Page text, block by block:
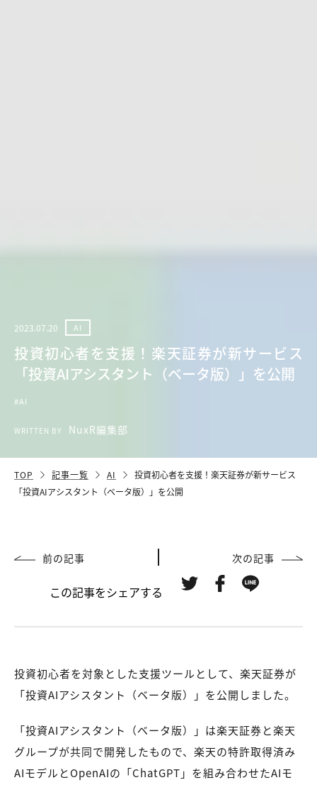
2023.07.20 AI
投資初心者を支援！楽天証券が新サービス
「投資AIアシスタント（ベータ版）」を公開
#AI
WRITTEN BY NuxR編集部
TOP 記事一覧 AI
投資初心者を支援！楽天証券が新サービス
「投資AIアシスタント（ベータ版）」を公開
前の記事 次の記事
この記事をシェアする
投資初心者を対象とした支援ツールとして、楽天証券が
「投資AIアシスタント（ベータ版）」を公開しました。
「投資AIアシスタント（ベータ版）」は楽天証券と楽天
グループが共同で開発したもので、楽天の特許取得済み
AIモデルとOpenAIの「ChatGPT」を組み合わせたAIモ